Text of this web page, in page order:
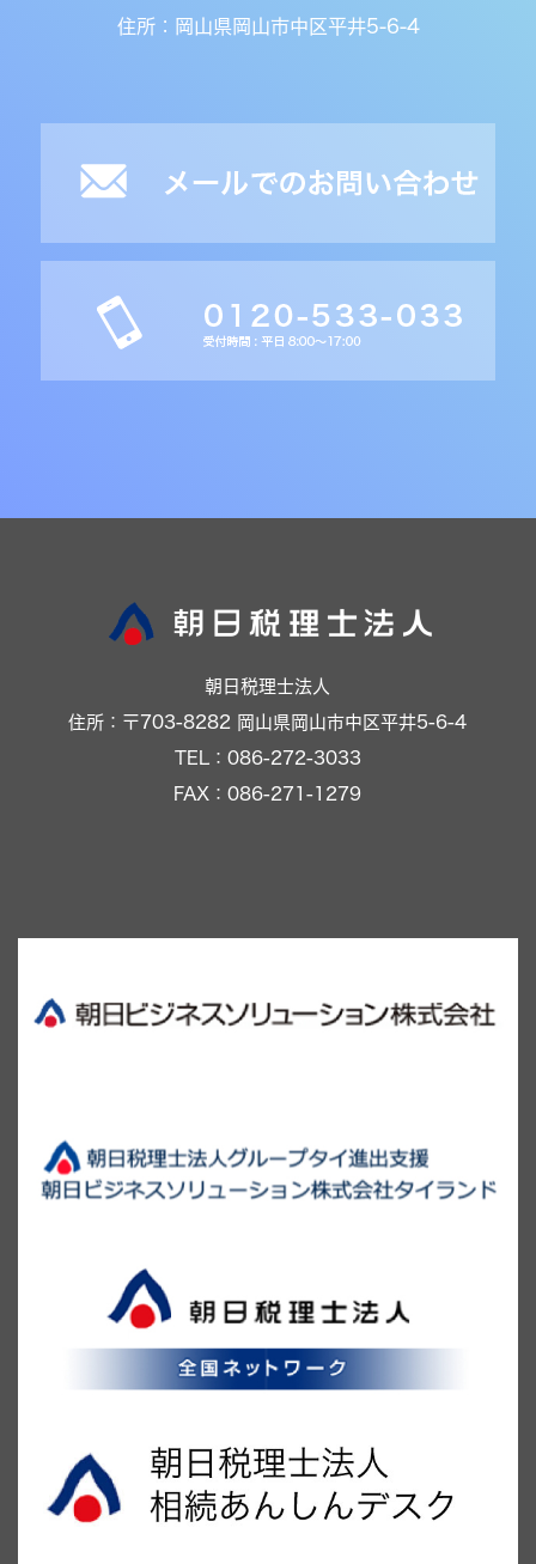
住所：岡山県岡山市中区平井5-6-4
朝日税理士法人
住所：〒703-8282 岡山県岡山市中区平井5-6-4
TEL：086-272-3033
FAX：086-271-1279